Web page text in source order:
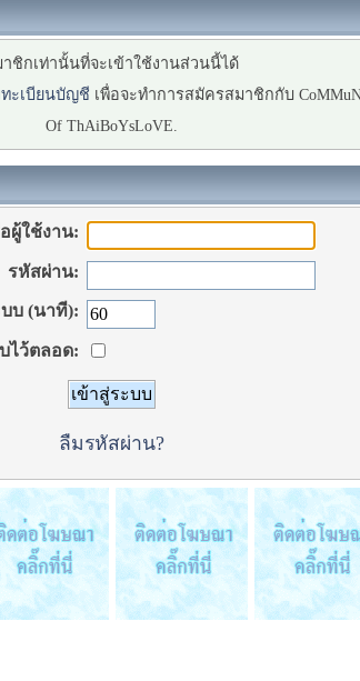
าชิกเท่านั้นที่จะเข้าใช้งานส่วนนี้ได้
ทะเบียนบัญชี เพื่อจะทำการสมัครสมาชิกกับ
Of ThAiBoYsLoVE.
ผู้ใช้งาน:
รหัสผ่าน:
บ (นาที):
ไว้ตลอด:
ลืมรหัสผ่าน?